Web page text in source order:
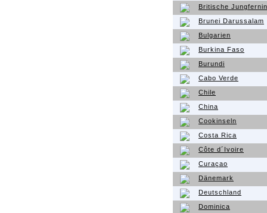
Britische
Brunei Darussalam
Bulgarien
Burkina Faso
Burundi
Cabo Verde
Chile
China
Cookinseln
Costa Rica
Côte d´Ivoire
Curaçao
Dänemark
Deutschland
Dominica